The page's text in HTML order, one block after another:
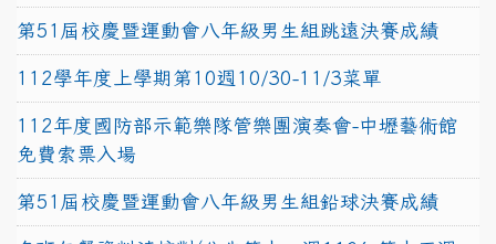
第51屆校慶暨運動會八年級男生組跳遠決賽成績
112學年度上學期第10週10/30-11/3菜單
112年度國防部示範樂隊管樂團演奏會-中壢藝術館
免費索票入場
第51屆校慶暨運動會八年級男生組鉛球決賽成績